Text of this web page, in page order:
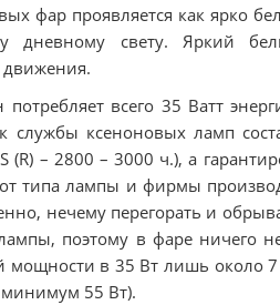
фар проявляется как ярко
дневному свету. Яркий
движения.
всего 35 Ватт
службы ксеноновых ламп
(R) – 2800 – 3000 ч.), а
типа лампы и фирмы
нечему перегорать и
поэтому в фаре ничего
мощности в 35 Вт лишь около 7
55 Вт).